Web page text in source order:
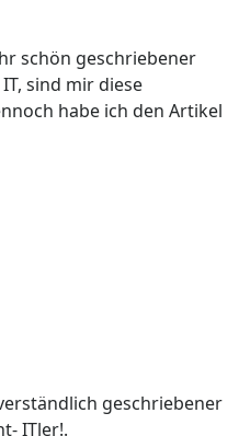
schön geschriebener
sind mir diese
habe ich den Artikel
geschriebener
ITler!.